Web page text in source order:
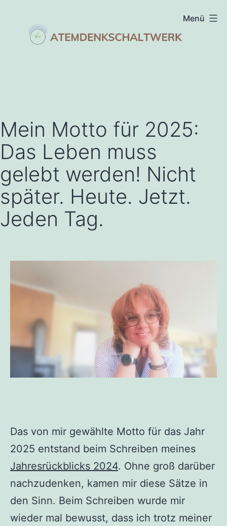
springen
Menü
Mein Motto für 2025:
Das Leben muss
gelebt werden! Nicht
später. Heute. Jetzt.
Jeden Tag.
Das von mir gewählte Motto für das Jahr
2025 entstand beim Schreiben meines
Jahresrückblicks 2024. Ohne groß darüber
nachzudenken, kamen mir diese Sätze in
den Sinn. Beim Schreiben wurde mir
wieder mal bewusst, dass ich trotz meiner